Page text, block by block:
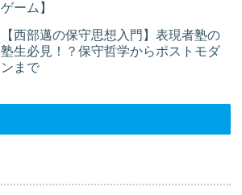
ゲーム】
【西部邁の保守思想入門】表現者塾の
塾生必見！？保守哲学からポストモダ
ンまで